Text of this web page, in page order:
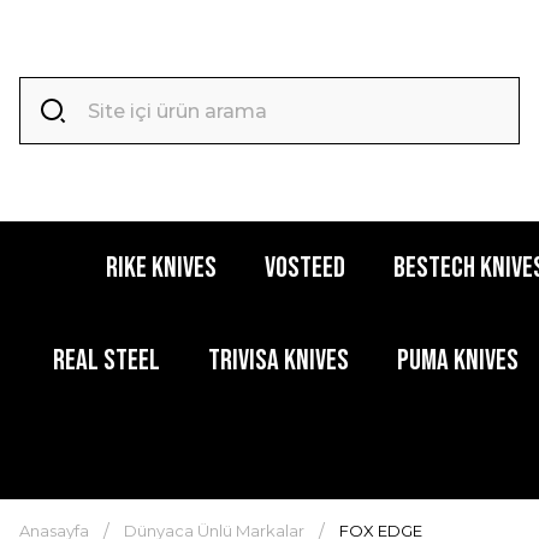
RIKE KNIVES VOSTEED BESTECH
REAL STEEL TRIVISA KNIVES PUMA KNIVES
Anasayfa Dünyaca Ünlü Markalar FOX EDGE